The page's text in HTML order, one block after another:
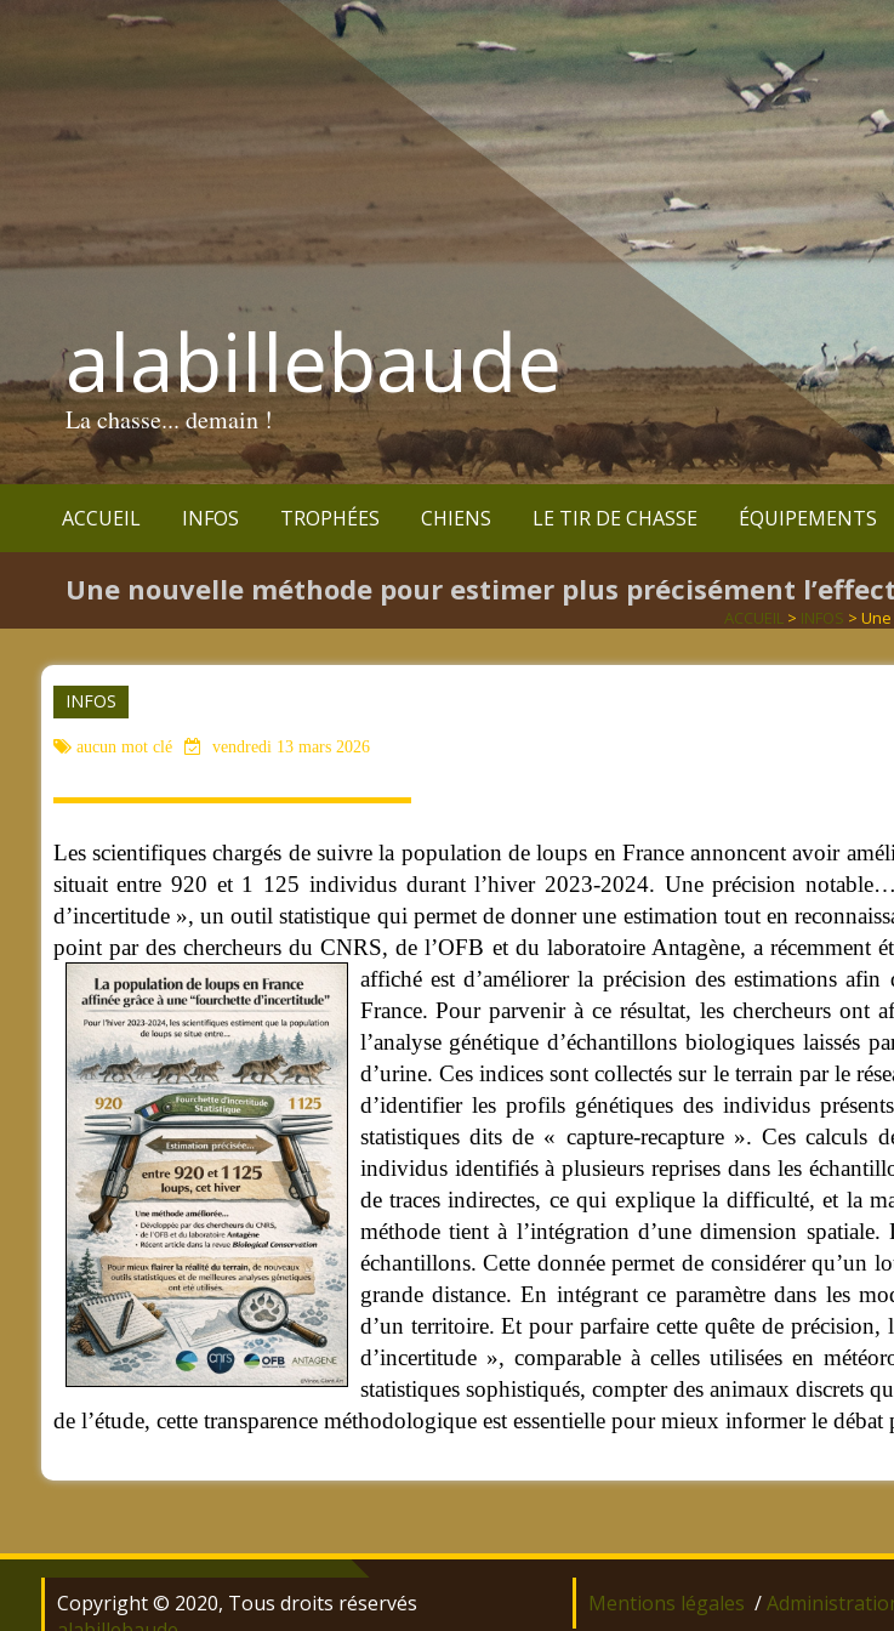
alabillebaude
La chasse... demain !
ACCUEIL INFOS TROPHÉES CHIENS LE TIR DE CHASSE ÉQUIPEMENTS
Une nouvelle méthode pour estimer plus précisément
ACCUEIL > INFOS >
INFOS
aucun mot clé vendredi 13 mars 2026
Les scientifiques chargés de suivre la population de loups en France annoncent avoir
situait entre 920 et 1 125 individus durant l’hiver 2023-2024. Une précision
d’incertitude », un outil statistique qui permet de donner une estimation tout en
point par des chercheurs du CNRS, de l’OFB et du laboratoire Antagène, a
affiché est d’améliorer la précision des estimations
France. Pour parvenir à ce résultat, les chercheurs ont
l’analyse génétique d’échantillons biologiques laissés
d’urine. Ces indices sont collectés sur le terrain par le
d’identifier les profils génétiques des individus
statistiques dits de « capture-recapture ». Ces
individus identifiés à plusieurs reprises dans les
de traces indirectes, ce qui explique la difficulté, et la
méthode tient à l’intégration d’une dimension
échantillons. Cette donnée permet de considérer qu’un
grande distance. En intégrant ce paramètre dans les
d’un territoire. Et pour parfaire cette quête de précision,
d’incertitude », comparable à celles utilisées en
statistiques sophistiqués, compter des animaux discrets
de l’étude, cette transparence méthodologique est essentielle pour mieux informer le
Copyright © 2020, Tous droits réservés
Mentions légales /